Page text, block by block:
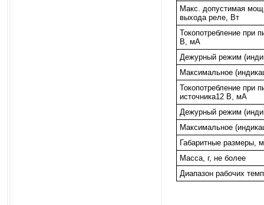
Макс. допустимая
выхода реле, Вт
Токопотребление при
В, мА
Дежурный режим
Максимальное
Токопотребление при
источника12 В, мА
Дежурный режим
Максимальное
Габаритные размеры,
Масса, г, не более
Диапазон рабочих